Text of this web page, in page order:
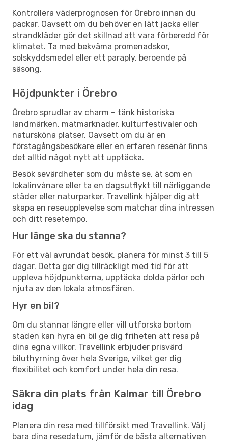
Kontrollera väderprognosen för Örebro innan du
packar. Oavsett om du behöver en lätt jacka eller
strandkläder gör det skillnad att vara förberedd för
klimatet. Ta med bekväma promenadskor,
solskyddsmedel eller ett paraply, beroende på
säsong.
Höjdpunkter i Örebro
Örebro sprudlar av charm – tänk historiska
landmärken, matmarknader, kulturfestivaler och
natursköna platser. Oavsett om du är en
förstagångsbesökare eller en erfaren resenär finns
det alltid något nytt att upptäcka.
Besök sevärdheter som du måste se, ät som en
lokalinvånare eller ta en dagsutflykt till närliggande
städer eller naturparker. Travellink hjälper dig att
skapa en reseupplevelse som matchar dina intressen
och ditt resetempo.
Hur länge ska du stanna?
För ett väl avrundat besök, planera för minst 3 till 5
dagar. Detta ger dig tillräckligt med tid för att
uppleva höjdpunkterna, upptäcka dolda pärlor och
njuta av den lokala atmosfären.
Hyr en bil?
Om du stannar längre eller vill utforska bortom
staden kan hyra en bil ge dig friheten att resa på
dina egna villkor. Travellink erbjuder prisvärd
biluthyrning över hela Sverige, vilket ger dig
flexibilitet och komfort under hela din resa.
Säkra din plats från Kalmar till Örebro
idag
Planera din resa med tillförsikt med Travellink. Välj
bara dina resedatum, jämför de bästa alternativen